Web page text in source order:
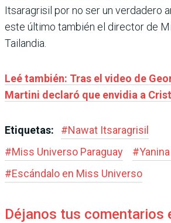
Itsaragrisil por no ser un verdadero
este último también el director de
Tailandia.
Leé también: Tras el video de
Martini declaró que envidia a
Etiquetas: #Nawat Itsaragrisil
#Miss Universo Paraguay #
#Escándalo en Miss Universo
Déjanos tus comentarios